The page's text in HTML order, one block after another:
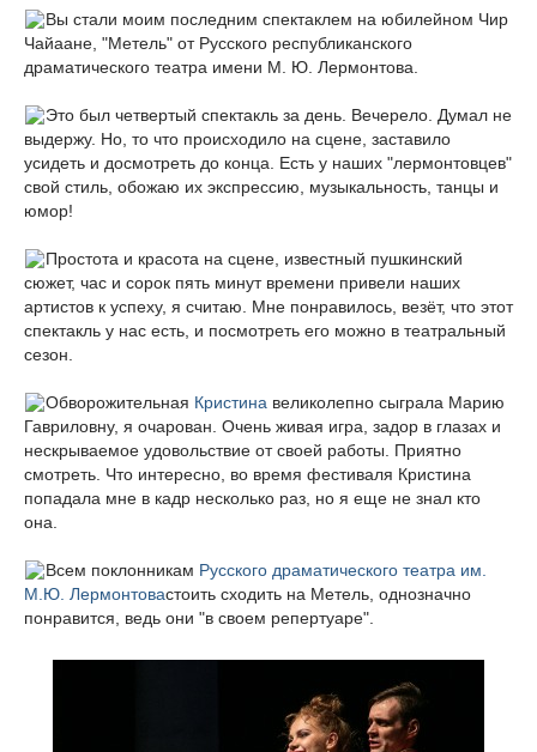
Вы стали моим последним спектаклем на юбилейном Чир
Чайаане, "Метель" от Русского республиканского
драматического театра имени М. Ю. Лермонтова.
Это был четвертый спектакль за день. Вечерело. Думал не
выдержу. Но, то что происходило на сцене, заставило
усидеть и досмотреть до конца. Есть у наших "лермонтовцев"
свой стиль, обожаю их экспрессию, музыкальность, танцы и
юмор!
Простота и красота на сцене, известный пушкинский
сюжет, час и сорок пять минут времени привели наших
артистов к успеху, я считаю. Мне понравилось, везёт, что этот
спектакль у нас есть, и посмотреть его можно в театральный
сезон.
Обворожительная Кристина великолепно сыграла Марию
Гавриловну, я очарован. Очень живая игра, задор в глазах и
нескрываемое удовольствие от своей работы. Приятно
смотреть. Что интересно, во время фестиваля Кристина
попадала мне в кадр несколько раз, но я еще не знал кто
она.
Всем поклонникам Русского драматического театра им.
М.Ю. Лермонтовастоить сходить на Метель, однозначно
понравится, ведь они "в своем репертуаре".